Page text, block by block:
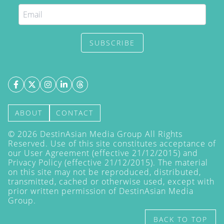
SUBSCRIBE
ABOUT CONTACT
© 2026 DestinAsian Media Group All Rights
Reserved. Use of this site constitutes acceptance of
our User Agreement (effective 21/12/2015) and
Privacy Policy (effective 21/12/2015). The material
on this site may not be reproduced, distributed,
transmitted, cached or otherwise used, except with
prior written permission of DestinAsian Media
Group.
BACK TO TOP